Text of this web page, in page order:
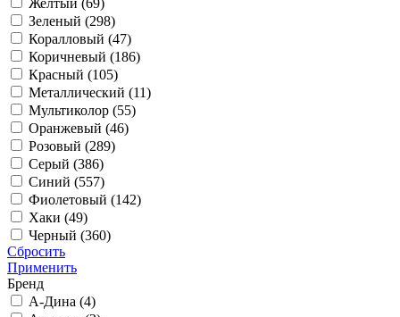
Желтый (69)
Зеленый (298)
Коралловый (47)
Коричневый (186)
Красный (105)
Металлический (11)
Мультиколор (55)
Оранжевый (46)
Розовый (289)
Серый (386)
Синий (557)
Фиолетовый (142)
Хаки (49)
Черный (360)
Сбросить
Применить
Бренд
А-Дина (4)